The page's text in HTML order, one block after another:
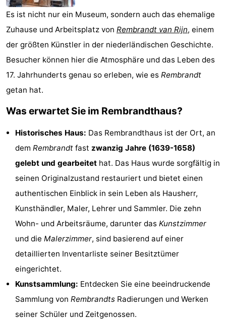
Denkmäler
-
Kirchen
Aussichtspunkte
Attraktionen
Führungen
Wandern
Unterhaltung
Essen
Es ist nicht nur ein Museum, sondern auch das ehemalige
Zuhause und Arbeitsplatz von Rembrandt van Rijn, einem
der größten Künstler in der niederländischen Geschichte.
Besucher können hier die Atmosphäre und das Leben des
17. Jahrhunderts genau so erleben, wie es Rembrandt
getan hat.
Was erwartet Sie im Rembrandthaus?
Historisches Haus: Das Rembrandthaus ist der Ort, an
dem Rembrandt fast zwanzig Jahre (1639-1658)
gelebt und gearbeitet hat. Das Haus wurde sorgfältig in
seinen Originalzustand restauriert und bietet einen
authentischen Einblick in sein Leben als Hausherr,
Kunsthändler, Maler, Lehrer und Sammler. Die zehn
Wohn- und Arbeitsräume, darunter das Kunstzimmer
und die Malerzimmer, sind basierend auf einer
detaillierten Inventarliste seiner Besitztümer
eingerichtet.
Kunstsammlung: Entdecken Sie eine beeindruckende
Sammlung von Rembrandts Radierungen und Werken
seiner Schüler und Zeitgenossen.